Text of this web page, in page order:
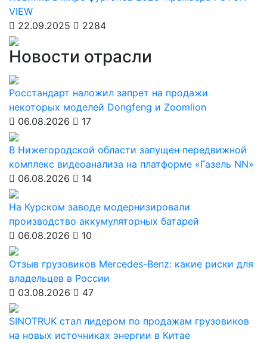
VIEW
22.09.2025
2284
Новости отрасли
Росстандарт наложил запрет на продажи
некоторых моделей Dongfeng и Zoomlion
06.08.2026
17
В Нижегородской области запущен передвижной
комплекс видеоанализа на платформе «Газель NN»
06.08.2026
14
На Курском заводе модернизировали
производство аккумуляторных батарей
06.08.2026
10
Отзыв грузовиков Mercedes-Benz: какие риски для
владельцев в России
03.08.2026
47
SINOTRUK стал лидером по продажам грузовиков
на новых источниках энергии в Китае